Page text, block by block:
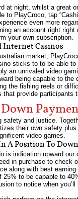
at night, whilst a great
to PlayCroco, tap
even more
an account right right
your own subscription.
Internet Casinos
market,
sticks to to be able
an unrivaled video
being capable to
the fishing reels or
provide
and justice.
their own safety
video games.
A Position To
is indication upward
in purchase to
along with best
to be capable to
to notice when